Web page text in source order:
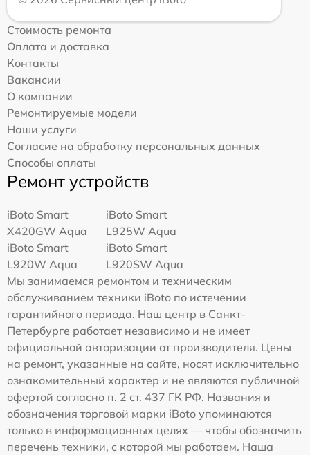
Стоимость ремонта
Оплата и доставка
Контакты
Вакансии
О компании
Ремонтируемые модели
Наши услуги
Согласие на обработку персональных данных
Способы оплаты
Ремонт устройств
iBoto Smart
Х420GW Aqua
iBoto Smart
L925W Aqua
iBoto Smart
L920W Aqua
iBoto Smart
L920SW Aqua
Мы занимаемся ремонтом и техническим
обслуживанием техники iBoto по истечении
гарантийного периода. Наш центр в Санкт-
Петербурге работает независимо и не имеет
официальной авторизации от производителя. Цены
на ремонт, указанные на сайте, носят исключительно
ознакомительный характер и не являются публичной
офертой согласно п. 2 ст. 437 ГК РФ. Названия и
обозначения торговой марки iBoto упоминаются
только в информационных целях — чтобы обозначить
перечень техники, с которой мы работаем. Наша